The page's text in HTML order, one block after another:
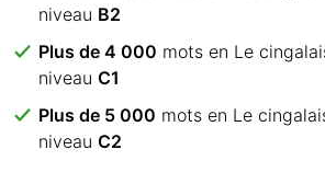
niveau B2
Plus de 4 000 mots en Le
niveau C1
Plus de 5 000 mots en Le
niveau C2